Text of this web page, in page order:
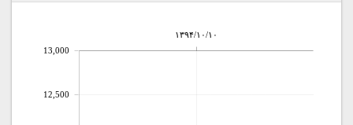
۱۳۹۴/۱۰/۱۰
12,500
13,000